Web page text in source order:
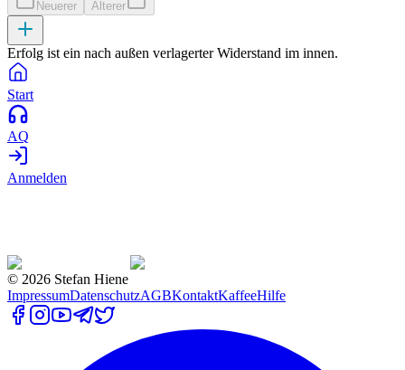
Neuerer Älterer
Erfolg ist ein nach außen verlagerter Widerstand im innen.
Start
AQ
Anmelden
© 2026 Stefan Hiene
ImpressumDatenschutzAGBKontaktKaffeeHilfe